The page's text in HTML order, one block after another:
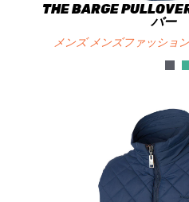
THE BARGE
バー
メンズ メンズファッショ